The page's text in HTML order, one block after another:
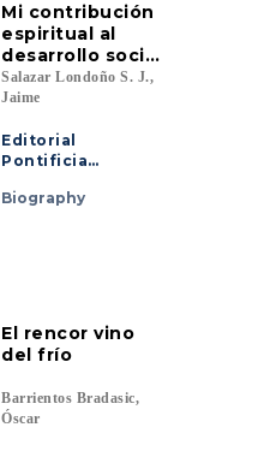
Mi contribución
espiritual al
desarrollo social
de un país
Salazar Londoño S. J.,
Jaime
Editorial
Pontificia
Javeriana
Biography
El rencor vino
del frío
Barrientos Bradasic,
Óscar